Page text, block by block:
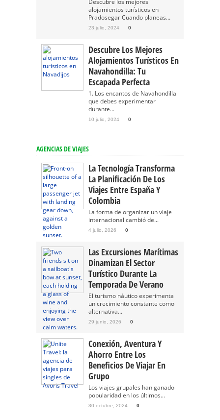
Descubre los mejores
alojamientos turísticos en
Pradosegar Cuando planeas...
23 julio, 2024 0
Descubre Los Mejores
Alojamientos Turísticos En
Navahondilla: Tu
Escapada Perfecta
1. Los encantos de Navahondilla
que debes experimentar
durante...
10 julio, 2024 0
AGENCIAS DE VIAJES
La Tecnología Transforma
La Planificación De Los
Viajes Entre España Y
Colombia
La forma de organizar un viaje
internacional cambió de...
4 julio, 2026 0
Las Excursiones Marítimas
Dinamizan El Sector
Turístico Durante La
Temporada De Verano
El turismo náutico experimenta
un crecimiento constante como
alternativa...
29 junio, 2026 0
Conexión, Aventura Y
Ahorro Entre Los
Beneficios De Viajar En
Grupo
Los viajes grupales han ganado
popularidad en los últimos...
30 octubre, 2024 0